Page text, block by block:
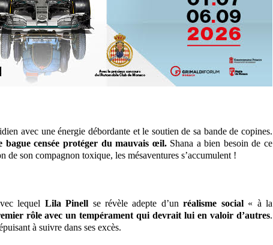
avec une énergie débordante et le soutien de sa bande de copines.
bague censée protéger du mauvais œil.Shana a bien besoin de ce
de son compagnon toxique, les mésaventures s’accumulent !
lequel Lila Pinell se révèle adepte d’unréalisme social« à la
rôle avec un tempérament qui devrait lui en valoir d’autres.
à suivre dans ses excès.